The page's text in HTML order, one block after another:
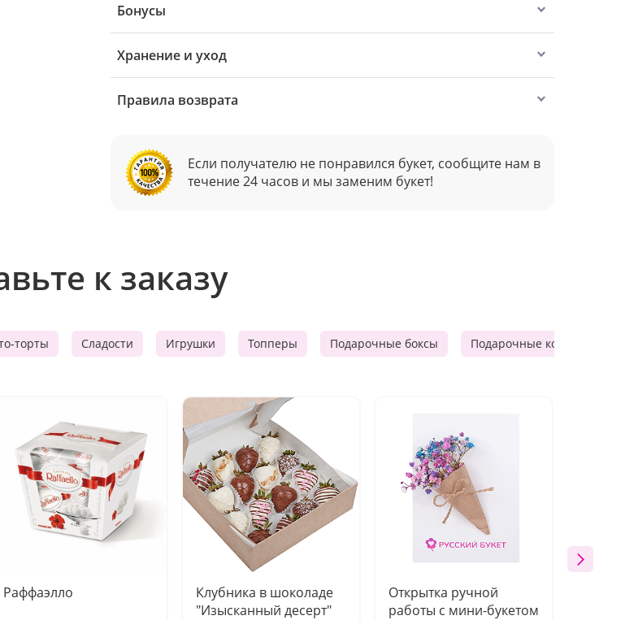
Бонусы
Хранение и уход
Правила возврата
Если получателю не понравился букет, сообщите нам в
течение 24 часов и мы заменим букет!
к заказу
торты Сладости Игрушки Топперы Подарочные боксы Подарочные корзины
Раффаэлло
Клубника в шоколаде
"Изысканный десерт"
Открытка ручной
работы с мини-букетом